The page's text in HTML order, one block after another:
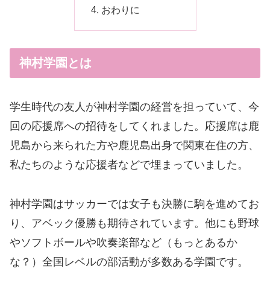
おわりに
神村学園とは
学生時代の友人が神村学園の経営を担っていて、今
回の応援席への招待をしてくれました。応援席は鹿
児島から来られた方や鹿児島出身で関東在住の方、
私たちのような応援者などで埋まっていました。
神村学園はサッカーでは女子も決勝に駒を進めてお
り、アベック優勝も期待されています。他にも野球
やソフトボールや吹奏楽部など（もっとあるか
な？）全国レベルの部活動が多数ある学園です。